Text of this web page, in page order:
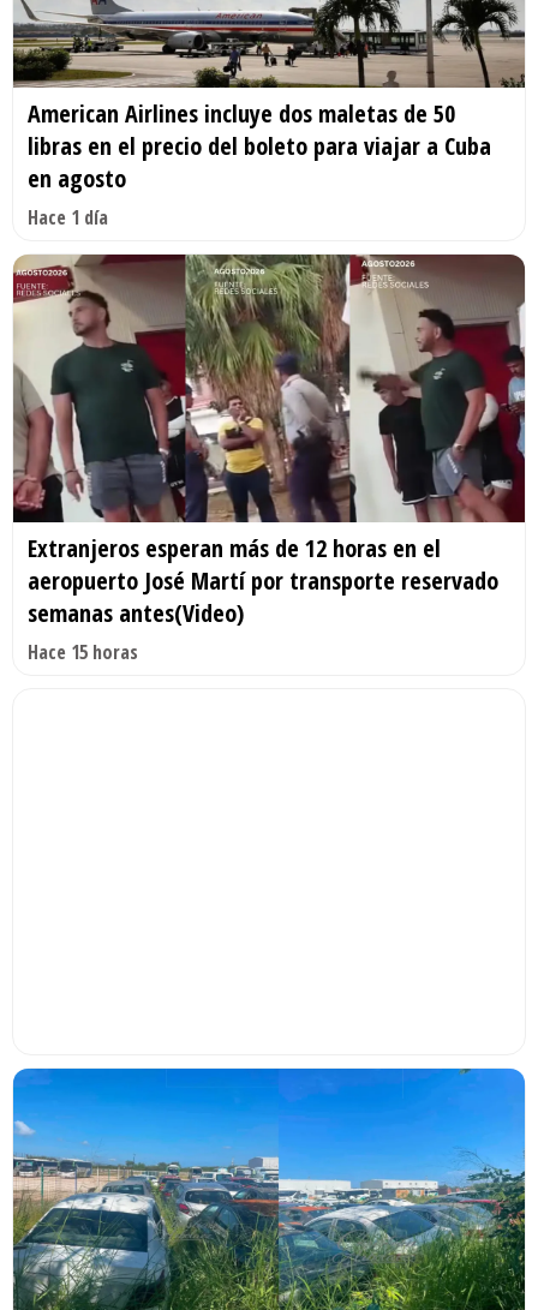
American Airlines incluye dos maletas de 50
libras en el precio del boleto para viajar a Cuba
en agosto
Hace 1 día
Extranjeros esperan más de 12 horas en el
aeropuerto José Martí por transporte reservado
semanas antes(Video)
Hace 15 horas